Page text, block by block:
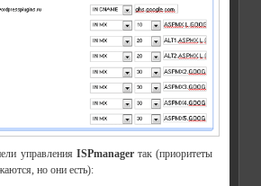
управления ISPmanagerтак (приоритеты
но они есть):